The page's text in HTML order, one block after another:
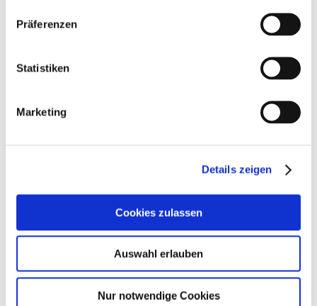
Präferenzen
Statistiken
Marketing
Details zeigen
Cookies zulassen
Auswahl erlauben
Nur notwendige Cookies
Nadine Vonhoff